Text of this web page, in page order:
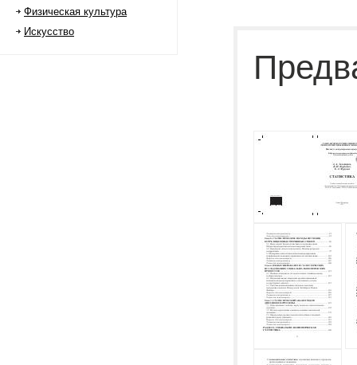
Физическая культура
Искусство